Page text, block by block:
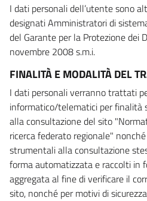
I dati personali dell’utente sono
designati Amministratori di
del Garante per la Protezione dei
novembre 2008 s.m.i.
FINALITÀ E MODALITÀ DEL
I dati personali verranno trattati
informatico/telematici per finalità
alla consultazione del sito
ricerca federato regionale"
strumentali alla consultazione
forma automatizzata e raccolti in
aggregata al fine di verificare il
sito, nonché per motivi di